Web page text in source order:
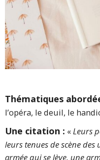
Thématiques
l’opéra, le deuil, le
Une citation : «Leurs
leurs tenues de scène
armée qui se lève, une